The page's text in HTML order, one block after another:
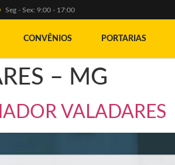
Seg - Sex: 9:00 - 17:00
CONVÊNIOS PORTARIAS
– MG
VALADARES